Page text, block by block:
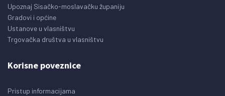
Upoznaj Sisačko-moslavačku županiju
Gradovi i općine
Ustanove u vlasništvu
Trgovačka društva u vlasništvu
Korisne poveznice
Pristup informacijama